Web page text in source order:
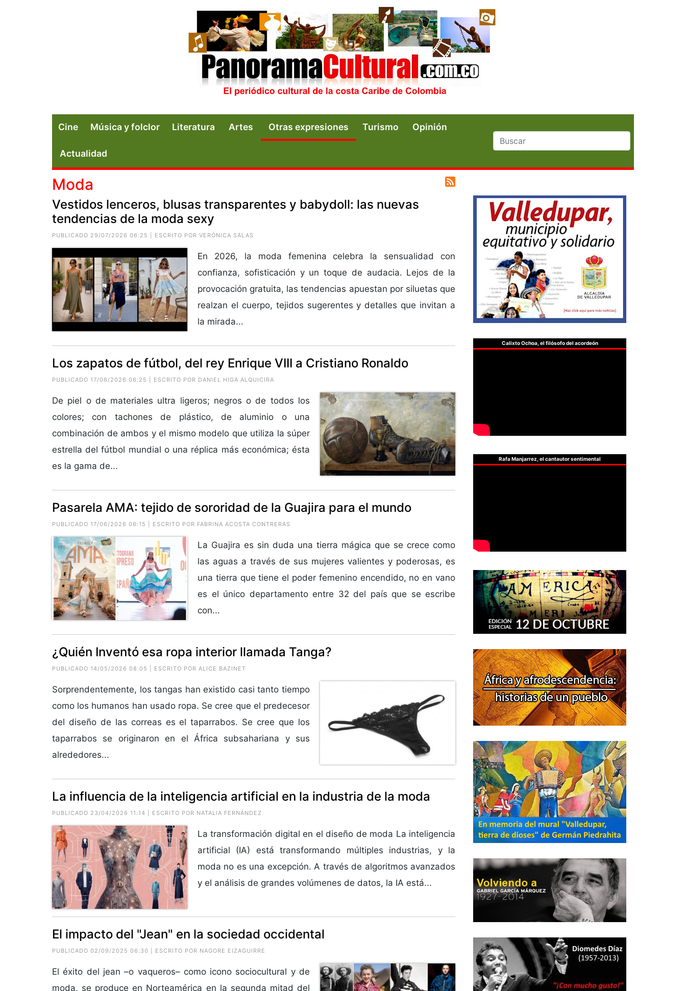
Cine Música y folclor Literatura Artes Otras expresiones Turismo Opinión
Actualidad
Moda
Vestidos lenceros, blusas transparentes y babydoll: las nuevas
tendencias de la moda sexy
PUBLICADO 29/07/2026 06:25 | ESCRITO POR VERÓNICA SALAS
En 2026, la moda femenina celebra la sensualidad con
confianza, sofisticación y un toque de audacia. Lejos de la
provocación gratuita, las tendencias apuestan por siluetas que
realzan el cuerpo, tejidos sugerentes y detalles que invitan a
la mirada...
Los zapatos de fútbol, del rey Enrique VIII a Cristiano Ronaldo
PUBLICADO 17/06/2026 06:25 | ESCRITO POR DANIEL HIGA ALQUICIRA
De piel o de materiales ultra ligeros; negros o de todos los
colores; con tachones de plástico, de aluminio o una
combinación de ambos y el mismo modelo que utiliza la súper
estrella del fútbol mundial o una réplica más económica; ésta
es la gama de...
Pasarela AMA: tejido de sororidad de la Guajira para el mundo
PUBLICADO 17/06/2026 06:15 | ESCRITO POR FABRINA ACOSTA CONTRERAS
La Guajira es sin duda una tierra mágica que se crece como
las aguas a través de sus mujeres valientes y poderosas, es
una tierra que tiene el poder femenino encendido, no en vano
es el único departamento entre 32 del país que se escribe
con...
¿Quién Inventó esa ropa interior llamada Tanga?
PUBLICADO 14/05/2026 08:05 | ESCRITO POR ALICE BAZINET
Sorprendentemente, los tangas han existido casi tanto tiempo
como los humanos han usado ropa. Se cree que el predecesor
del diseño de las correas es el taparrabos. Se cree que los
taparrabos se originaron en el África subsahariana y sus
alrededores...
La influencia de la inteligencia artificial en la industria de la moda
PUBLICADO 23/04/2026 11:14 | ESCRITO POR NATALIA FERNÁNDEZ
La transformación digital en el diseño de moda La inteligencia
artificial (IA) está transformando múltiples industrias, y la
moda no es una excepción. A través de algoritmos avanzados
y el análisis de grandes volúmenes de datos, la IA está...
El impacto del "Jean" en la sociedad occidental
PUBLICADO 02/09/2025 06:30 | ESCRITO POR NAGORE EIZAGUIRRE
El éxito del jean –o vaqueros– como icono sociocultural y de
moda, se produce en Norteamérica en la segunda mitad del
Calixto Ochoa, el filósofo del acordeón
Rafa Manjarrez, el cantautor sentimental